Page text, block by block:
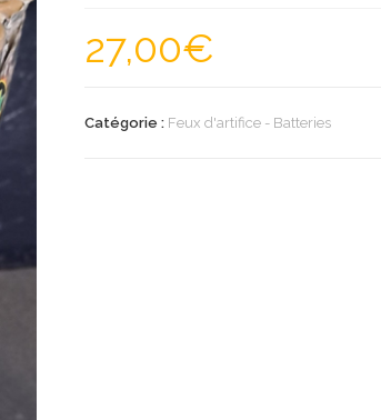
27,00€
Catégorie : Feux d'artifice - Batteries